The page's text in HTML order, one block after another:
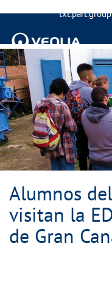
Alumnos
visitan la
de Gran